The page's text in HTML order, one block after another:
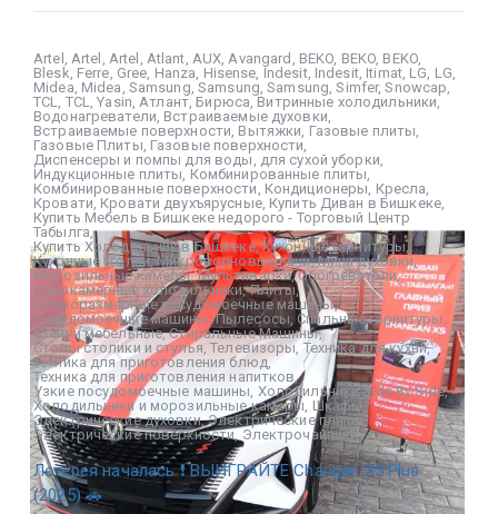
Artel Artel Artel Atlant AUX Avangard BEKO BEKO BEKO,
Blesk Ferre Gree Hanza Hisense Indesit, Indesit, Itimat, LG LG
Midea Midea Samsung ,Samsung ,Samsung ,Simfer,Snowcap
TCL
TCL ,Yasin Атлант ,Бирюса ,Витринные холодильники ,
Водонагреватели Встраиваемые духовки
Встраиваемые поверхности Вытяжки Газовые плиты
Газовые Плиты Газовые поверхности
Диспенсеры и помпы для воды
для сухой уборки
Индукционные плиты Комбинированные плиты
Комбинированные поверхности Кондиционеры Кресла
Кровати, Кровати двухъярусные, Купить Диван в Бишкеке,
Купить Мебель в Бишкеке недорого - Торговый Центр
Табылга ,
Купить Холодильник в Бишкеке,Кухонные гарнитуры,
Кухонные уголки,Микроволновые печи,Мини духовки,
Морозильные камеры,Мультиварки,Обогреватели,
Однокамерные холодильники,Плиты,
Полноразмерные посудомоечные машины,
Посудомоечные машины ,Пылесосы Спальные гарнитуры
Стенки мебельные,Стиральные Машины,
Столы столики и стулья ,Телевизоры, Техника для кухни,
Техника для приготовления блюд ,
Техника для приготовления напитков ,
Узкие посудомоечные машины Холодильники Side By Side,
Холодильники и морозильные камеры Шкафы ,
Электрические духовки,Электрические плиты,
Электрические поверхности,Электрочайники
Лотерея началась ❗ ВЫИГРАЙТЕ Changan X5 Plus
(2025) 🚗